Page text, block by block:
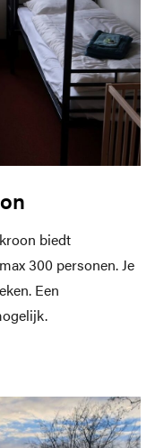
biedt
300 personen. Je
Een